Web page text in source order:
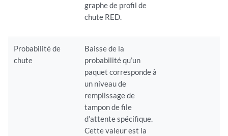
graphe de profil de
chute RED.
Probabilité de
chute
Baisse de la
probabilité qu’un
paquet corresponde à
un niveau de
remplissage de
tampon de file
d’attente spécifique.
Cette valeur est la